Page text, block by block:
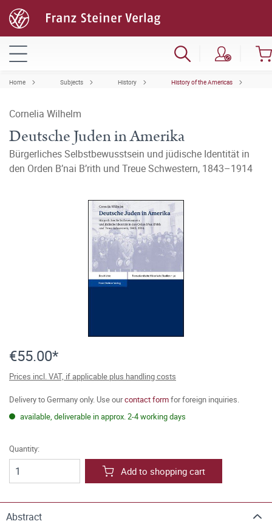
Home Subjects History History of the Americas
Cornelia Wilhelm
Deutsche Juden in Amerika
Bürgerliches Selbstbewusstsein und jüdische Identität in
den Orden B’nai B’rith und Treue Schwestern, 1843–1914
€55.00*
Prices incl. VAT, if applicable plus handling costs
Delivery to Germany only. Use ourcontact formfor foreign inquiries.
available, deliverable in approx. 2-4 working days
Quantity:
Add to shopping cart
Abstract